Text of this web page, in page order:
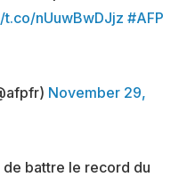
t.co/nUuwBwDJjz #AFP
November 29,
battre le record du